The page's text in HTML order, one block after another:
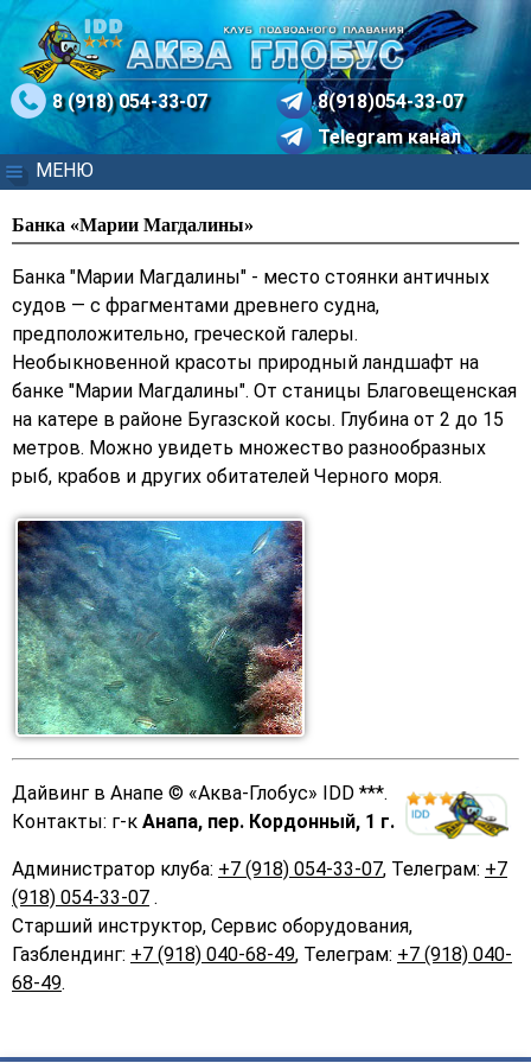
8 (918) 054-33-07
8(918)054-33-07
Telegram канал
МЕНЮ
Банка «Марии Магдалины»
Банка "Марии Магдалины" - место стоянки античных
судов — с фрагментами древнего судна,
предположительно, гре­ческой галеры.
Необыкновенной красоты природный ландшафт на
банке "Марии Магдалины". От станицы Благовещенская
на катере в районе Бугазской косы. Глубина от 2 до 15
метров. Можно увидеть множество разнообразных
рыб, крабов и других обитателей Черного моря.
Дайвинг в Анапе © «Аква-Глобус» IDD ***.
Контакты: г-к Анапа, пер. Кордонный, 1 г.
Администратор клуба: +7 (918) 054-33-07, Телеграм: +7
(918) 054-33-07 .
Старший инструктор, Сервис оборудования,
Газблендинг: +7 (918) 040-68-49, Телеграм: +7 (918) 040-
68-49.